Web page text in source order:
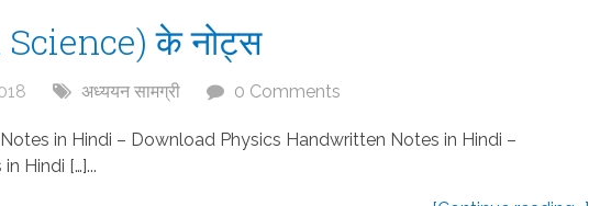
के नोट्स
अध्ययन सामग्री 0 Comments
in Hindi – Download Physics Handwritten Notes in Hindi –
Hindi […]...